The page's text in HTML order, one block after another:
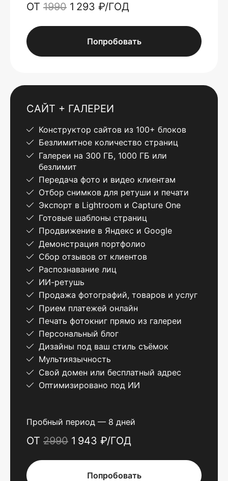
ОТ 1990 1 293 ₽/ГОД
Попробовать
САЙТ + ГАЛЕРЕИ
Конструктор сайтов из 100+ блоков
Безлимитное количество страниц
Галереи на 300 ГБ, 1000 ГБ или
безлимит
Передача фото и видео клиентам
Отбор снимков для ретуши и печати
Экспорт в Lightroom и Capture One
Готовые шаблоны страниц
Продвижение в Яндекс и Google
Демонстрация портфолио
Сбор отзывов от клиентов
Распознавание лиц
ИИ-ретушь
Продажа фотографий, товаров и услуг
Прием платежей онлайн
Печать фотокниг прямо из галереи
Персональный блог
Дизайны под ваш стиль съёмок
Мультиязычность
Свой домен или бесплатный адрес
Оптимизировано под ИИ
Пробный период — 8 дней
ОТ 2990 1 943 ₽/ГОД
Попробовать